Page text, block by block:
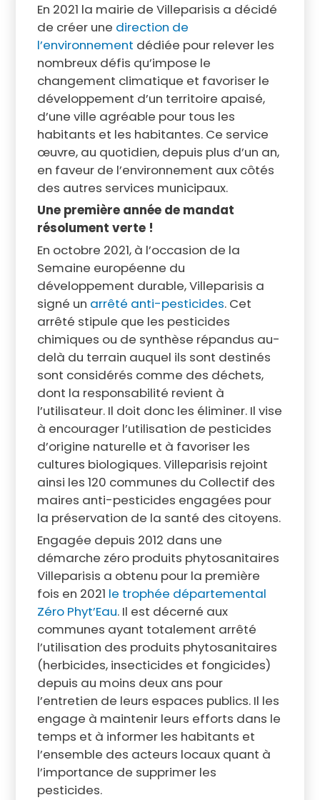
En 2021 la mairie de Villeparisis a décidé
de créer une direction de
l’environnement dédiée pour relever les
nombreux défis qu’impose le
changement climatique et favoriser le
développement d’un territoire apaisé,
d’une ville agréable pour tous les
habitants et les habitantes. Ce service
œuvre, au quotidien, depuis plus d’un an,
en faveur de l’environnement aux côtés
des autres services municipaux.
Une première année de mandat
résolument verte !
En octobre 2021, à l’occasion de la
Semaine européenne du
développement durable, Villeparisis a
signé un arrêté anti-pesticides. Cet
arrêté stipule que les pesticides
chimiques ou de synthèse répandus au-
delà du terrain auquel ils sont destinés
sont considérés comme des déchets,
dont la responsabilité revient à
l’utilisateur. Il doit donc les éliminer. Il vise
à encourager l’utilisation de pesticides
d’origine naturelle et à favoriser les
cultures biologiques. Villeparisis rejoint
ainsi les 120 communes du Collectif des
maires anti-pesticides engagées pour
la préservation de la santé des citoyens.
Engagée depuis 2012 dans une
démarche zéro produits phytosanitaires
Villeparisis a obtenu pour la première
fois en 2021 le trophée départemental
Zéro Phyt’Eau. Il est décerné aux
communes ayant totalement arrêté
l’utilisation des produits phytosanitaires
(herbicides, insecticides et fongicides)
depuis au moins deux ans pour
l’entretien de leurs espaces publics. Il les
engage à maintenir leurs efforts dans le
temps et à informer les habitants et
l’ensemble des acteurs locaux quant à
l’importance de supprimer les
pesticides.